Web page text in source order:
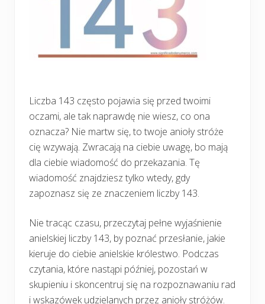
Liczba 143 często pojawia się przed twoimi
oczami, ale tak naprawdę nie wiesz, co ona
oznacza? Nie martw się, to twoje anioły stróże
cię wzywają. Zwracają na ciebie uwagę, bo mają
dla ciebie wiadomość do przekazania. Tę
wiadomość znajdziesz tylko wtedy, gdy
zapoznasz się ze znaczeniem liczby 143.
Nie tracąc czasu, przeczytaj pełne wyjaśnienie
anielskiej liczby 143, by poznać przesłanie, jakie
kieruje do ciebie anielskie królestwo. Podczas
czytania, które nastąpi później, pozostań w
skupieniu i skoncentruj się na rozpoznawaniu rad
i wskazówek udzielanych przez anioły stróżów.